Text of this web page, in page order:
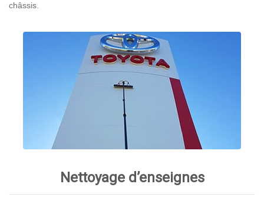
châssis.
Nettoyage d’enseignes